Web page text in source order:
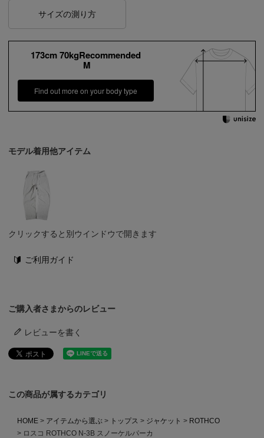
サイズの測り方
173cm 70kgRecommended
M
Find out more on your body type
モデル着用他アイテム
クリックすると別ウインドウで開きます
ご利用ガイド
ご購入者さまからのレビュー
レビューを書く
この商品が属するカテゴリ
HOME アイテムから選ぶ トップス ジャケット
ROTHCO
ロスコ ROTHCO N-3B スノーケルパーカ